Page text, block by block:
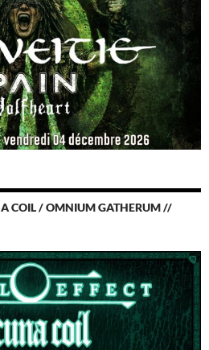
COIL / OMNIUM GATHERUM //